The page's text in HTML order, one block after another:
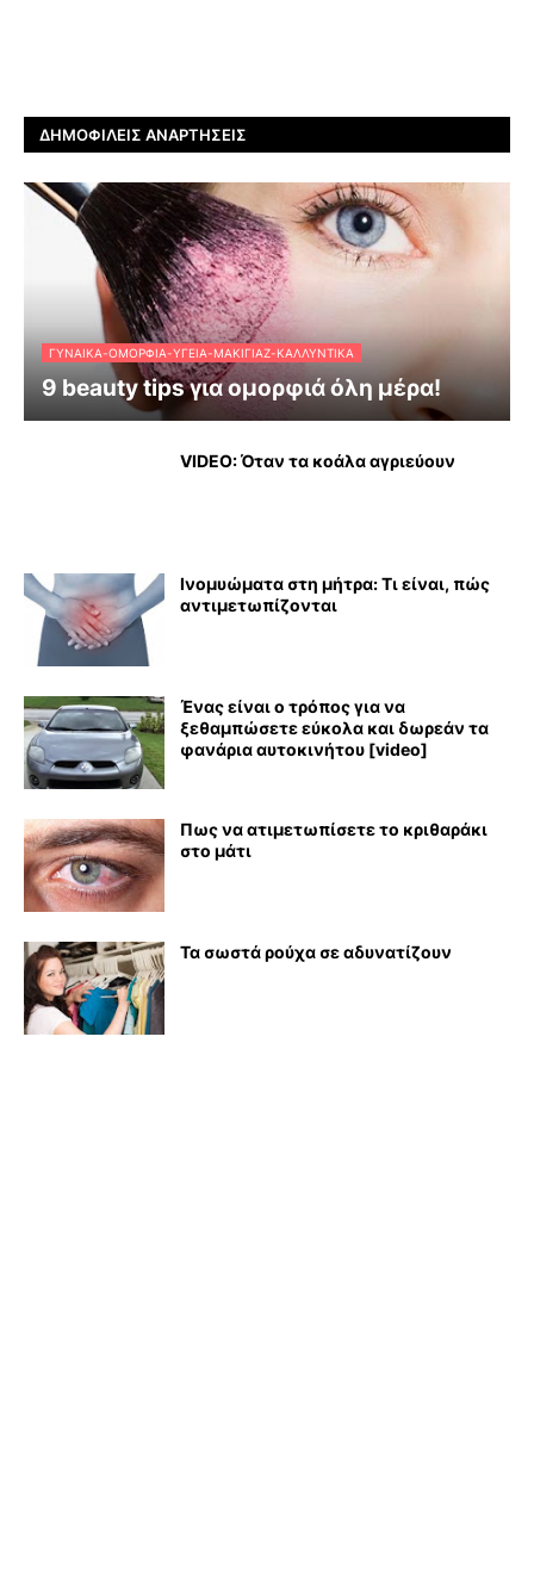
ΔΗΜΟΦΙΛΕΊΣ ΑΝΑΡΤΉΣΕΙΣ
ΓΥΝΑΊΚΑ-ΟΜΟΡΦΙΆ-ΥΓΕΊΑ-ΜΑΚΙΓΙΆΖ-ΚΑΛΛΥΝΤΙΚΆ
9 beauty tips για ομορφιά όλη μέρα!
VIDEO: Όταν τα κοάλα αγριεύουν
Ινομυώματα στη μήτρα: Τι είναι, πώς
αντιμετωπίζονται
Ένας είναι ο τρόπος για να
ξεθαμπώσετε εύκολα και δωρεάν τα
φανάρια αυτοκινήτου [video]
Πως να ατιμετωπίσετε το κριθαράκι
στο μάτι
Τα σωστά ρούχα σε αδυνατίζουν